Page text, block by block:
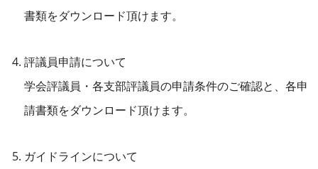
書類をダウンロード頂けます。
評議員申請について
学会評議員・各支部評議員の申請条件のご確認と、各申
請書類をダウンロード頂けます。
ガイドラインについて